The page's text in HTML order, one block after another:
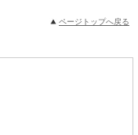
ページトップへ戻る